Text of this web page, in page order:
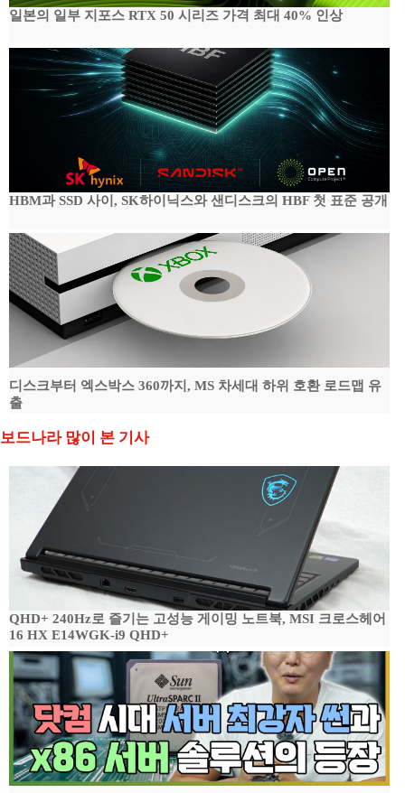
일본의 일부 지포스 RTX 50 시리즈 가격 최대 40% 인상
HBM과 SSD 사이, SK하이닉스와 샌디스크의 HBF 첫 표준 공개
디스크부터 엑스박스 360까지, MS 차세대 하위 호환 로드맵 유
출
보드나라 많이 본 기사
QHD+ 240Hz로 즐기는 고성능 게이밍 노트북, MSI 크로스헤어
16 HX E14WGK-i9 QHD+